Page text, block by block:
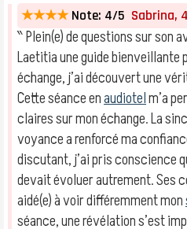
★★★★ Note: 4/5 Sabrina,
‶ Plein(e) de questions sur son
Laetitia une guide bienveillante
échange, j’ai découvert une
Cette séance enaudiotelm’a
claires sur mon échange. La
voyance a renforcé ma
discutant, j’ai pris conscience
devait évoluer autrement. Ses
aidé(e) à voir différemment mon
séance, une révélation s’est